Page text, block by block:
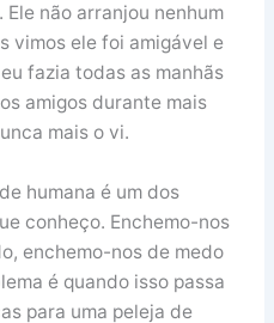
não arranjou nenhum
vimos ele foi amigável e
fazia todas as manhãs
amigos durante mais
mais o vi.
humana é um dos
conheço. Enchemo-nos
enchemo-nos de medo
é quando isso passa
para uma peleja de